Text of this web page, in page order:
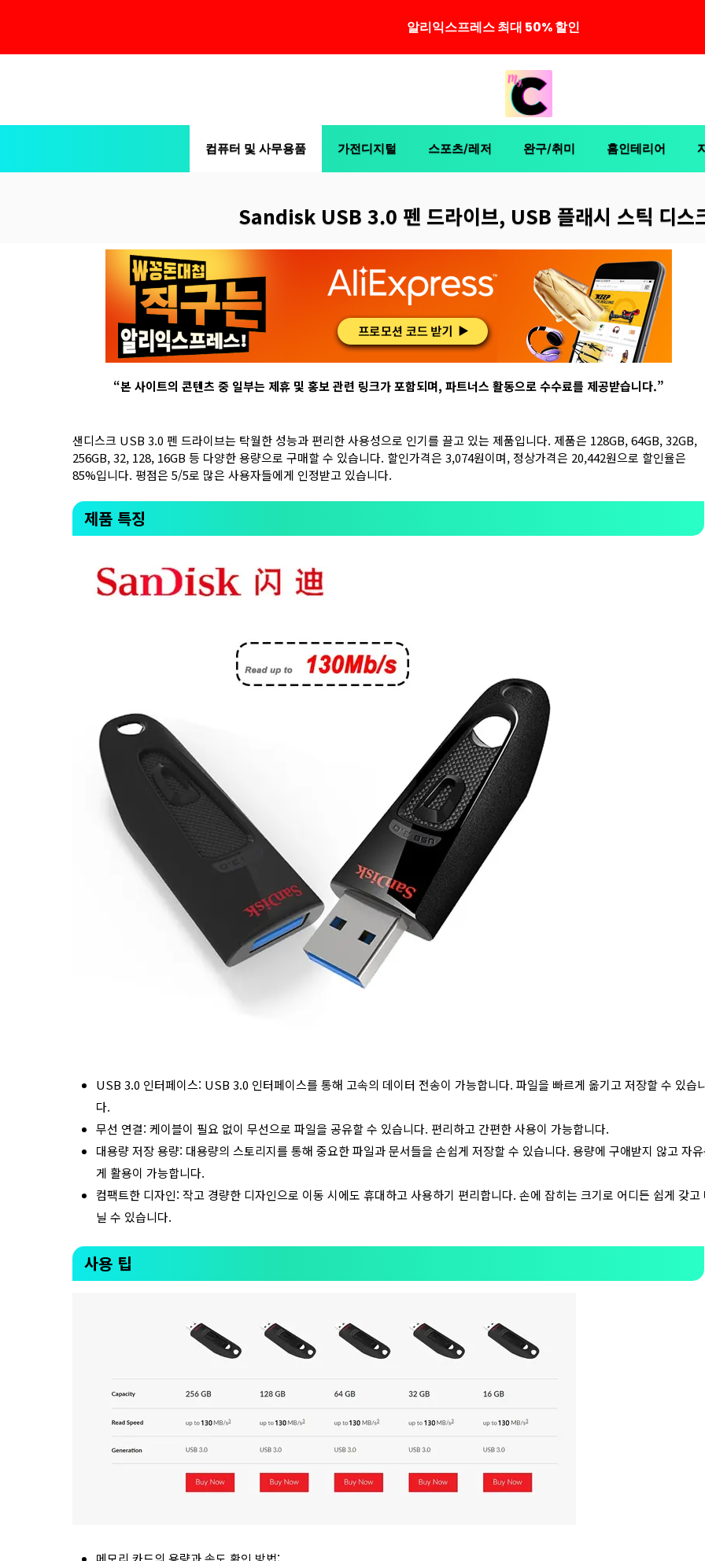
건
컴퓨터 및 사무용품 가전디지털 스포츠/레저 완구/취미 홈인테리어
Sandisk USB 3.0 펜 드라이브, USB 플래시 스틱 디스
“본 사이트의 콘텐츠 중 일부는 제휴 및 홍보 관련 링크가 포함되며, 파트너스 활동으로 수수료를 제공받습니다.”
샌디스크 USB 3.0 펜 드라이브는 탁월한 성능과 편리한 사용성으로 인기를 끌고 있는 제품입니다. 제품은 128GB, 64GB, 32GB,
256GB, 32, 128, 16GB 등 다양한 용량으로 구매할 수 있습니다. 할인가격은 3,074원이며, 정상가격은 20,442원으로 할인율은
85%입니다. 평점은 5/5로 많은 사용자들에게 인정받고 있습니다.
제품 특징
USB 3.0 인터페이스: USB 3.0 인터페이스를 통해 고속의 데이터 전송이 가능합니다. 파일을 빠르게 옮기고 저장할 수 있습
다.
무선 연결: 케이블이 필요 없이 무선으로 파일을 공유할 수 있습니다. 편리하고 간편한 사용이 가능합니다.
대용량 저장 용량: 대용량의 스토리지를 통해 중요한 파일과 문서들을 손쉽게 저장할 수 있습니다. 용량에 구애받지 않고 자
게 활용이 가능합니다.
컴팩트한 디자인: 작고 경량한 디자인으로 이동 시에도 휴대하고 사용하기 편리합니다. 손에 잡히는 크기로 어디든 쉽게 갖고
닐 수 있습니다.
사용 팁
알리익스프레스 최대 50% 할인